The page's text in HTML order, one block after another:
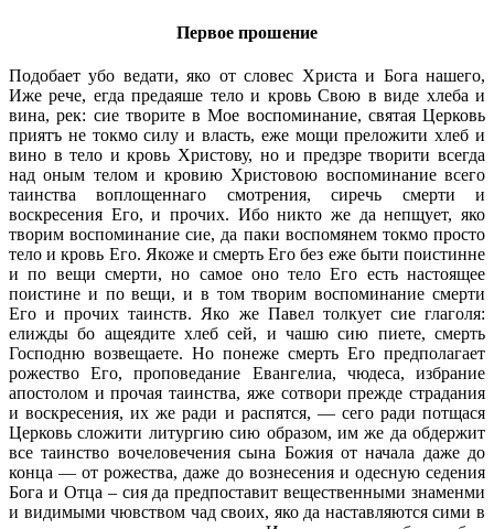
Первое прошение
Подобает убо ведати, яко от словес Христа и Бога нашего,
Иже рече, егда предаяше тело и кровь Свою в виде хлеба и
вина, рек: сие творите в Мое воспоминание, святая Церковь
приятъ не токмо силу и власть, еже мощи преложити хлеб и
вино в тело и кровь Христову, но и предзре творити всегда
над оным телом и кровию Христовою воспоминание всего
таинства воплощеннаго смотрения, сиречь смерти и
воскресения Его, и прочих. Ибо никто же да непщует, яко
творим воспоминание сие, да паки воспомянем токмо просто
тело и кровь Его. Якоже и смерть Его без еже быти поистинне
и по вещи смерти, но самое оно тело Его есть настоящее
поистине и по вещи, и в том творим воспоминание смерти
Его и прочих таинств. Яко же Павел толкует сие глаголя:
елижды бо ащеядите хлеб сей, и чашю сию пиете, смерть
Господню возвещаете. Но понеже смерть Его предполагает
рожество Его, проповедание Евангелиа, чюдеса, избрание
апостолом и прочая таинства, яже сотвори прежде страдания
и воскресения, их же ради и распятся, — сего ради потщася
Церковь сложити литургию сию образом, им же да обдержит
все таинство вочеловечения сына Божия от начала даже до
конца — от рожества, даже до вознесения и одесную седения
Бога и Отца – сия да предпоставит вещественными знаменми
и видимыми чювством чад своих, яко да наставляются сими в